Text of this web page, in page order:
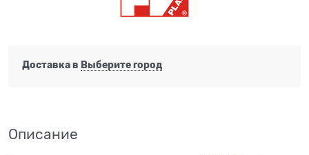
Доставка в Выберите город
Описание